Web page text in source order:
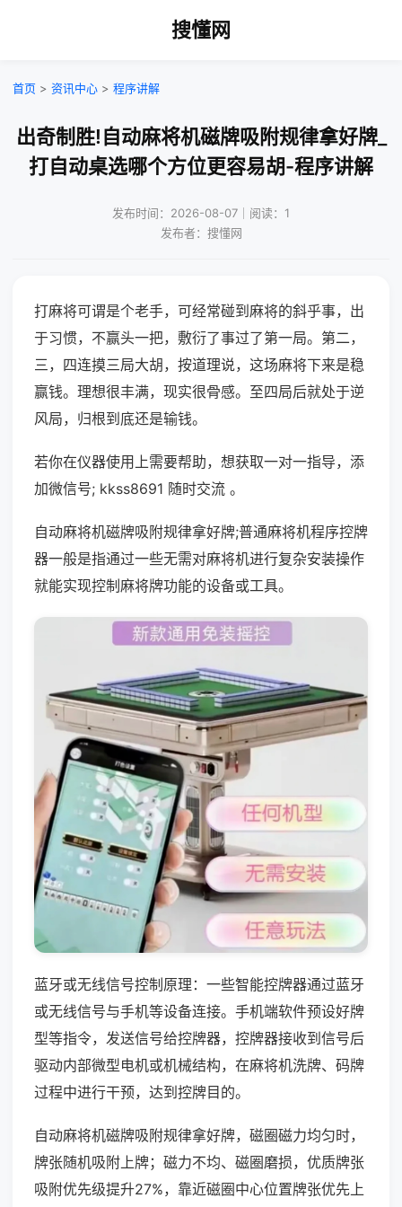
搜懂网
首页 > 资讯中心 > 程序讲解
出奇制胜!自动麻将机磁牌吸附规律拿好牌_
打自动桌选哪个方位更容易胡-程序讲解
发布时间：2026-08-07｜阅读：1
发布者：搜懂网
打麻将可谓是个老手，可经常碰到麻将的斜乎事，出
于习惯，不赢头一把，敷衍了事过了第一局。第二，
三，四连摸三局大胡，按道理说，这场麻将下来是稳
赢钱。理想很丰满，现实很骨感。至四局后就处于逆
风局，归根到底还是输钱。
若你在仪器使用上需要帮助，想获取一对一指导，添
加微信号; kkss8691 随时交流 。
自动麻将机磁牌吸附规律拿好牌;普通麻将机程序控牌
器一般是指通过一些无需对麻将机进行复杂安装操作
就能实现控制麻将牌功能的设备或工具。
蓝牙或无线信号控制原理：一些智能控牌器通过蓝牙
或无线信号与手机等设备连接。手机端软件预设好牌
型等指令，发送信号给控牌器，控牌器接收到信号后
驱动内部微型电机或机械结构，在麻将机洗牌、码牌
过程中进行干预，达到控牌目的。
自动麻将机磁牌吸附规律拿好牌，磁圈磁力均匀时，
牌张随机吸附上牌；磁力不均、磁圈磨损，优质牌张
吸附优先级提升27%，靠近磁圈中心位置牌张优先上